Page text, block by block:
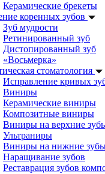
Керамические брекеты
коренных зубов
Зуб мудрости
Ретинированный зуб
Дистопированный зуб
«Восьмерка»
стоматология
Исправление кривых
Виниры
Керамические виниры
Композитные виниры
Виниры на верхние
Ультраниры
Виниры на нижние
Наращивание зубов
Реставрация зубов